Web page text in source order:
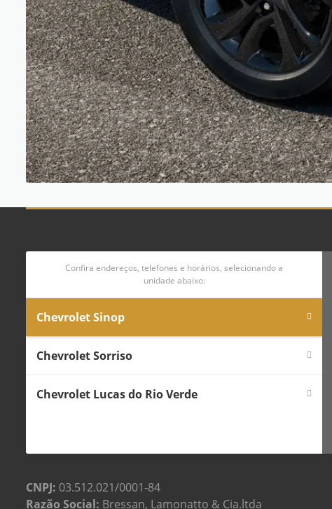
Confira endereços, telefones e horários, selecionando a
unidade abaixo:
Chevrolet Sinop
Chevrolet Sorriso
Chevrolet Lucas do Rio Verde
CNPJ: 03.512.021/0001-84
Razão Social: Bressan, Lamonatto & Cia.ltda